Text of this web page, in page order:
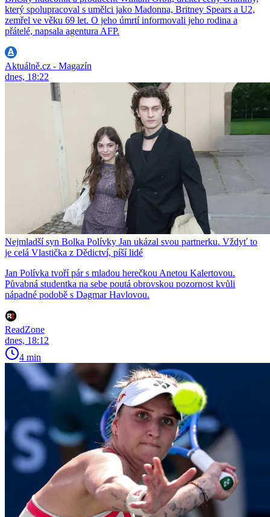
který spolupracoval s umělci jako Madonna, Britney Spears a U2,
zemřel ve věku 69 let. O jeho úmrtí informovali jeho rodina a
přátelé, napsala agentura AFP.
Aktuálně.cz - Magazín
dnes, 18:22
Nejmladší syn Bolka Polívky Jan ukázal svou partnerku. Vždyť to
je celá Vlastička z Dědictví, píší lidé
Jan Polívka tvoří pár s mladou herečkou Anetou Kalertovou.
Půvabná studentka na sebe poutá obrovskou pozornost kvůli
nápadné podobě s Dagmar Havlovou.
ReadZone
dnes, 18:12
4 min